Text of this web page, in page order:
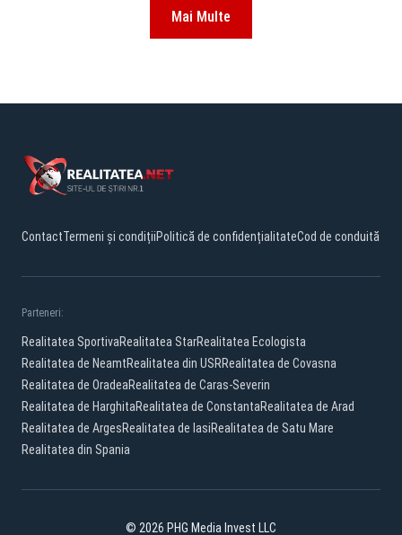
Mai Multe
ContactTermeni și condițiiPolitică de confidențialitateCod de conduită
Parteneri:
Realitatea SportivaRealitatea StarRealitatea Ecologista
Realitatea de NeamtRealitatea din USRRealitatea de Covasna
Realitatea de OradeaRealitatea de Caras-Severin
Realitatea de HarghitaRealitatea de ConstantaRealitatea de Arad
Realitatea de ArgesRealitatea de IasiRealitatea de Satu Mare
Realitatea din Spania
© 2026 PHG Media Invest LLC